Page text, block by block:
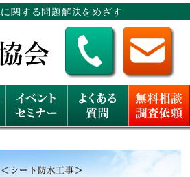
関する問題解決をめざす